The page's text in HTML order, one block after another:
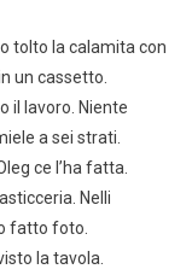
tolto la calamita con
un cassetto.
il lavoro. Niente
a sei strati.
ce l’ha fatta.
Nelli
fatto foto.
la tavola.